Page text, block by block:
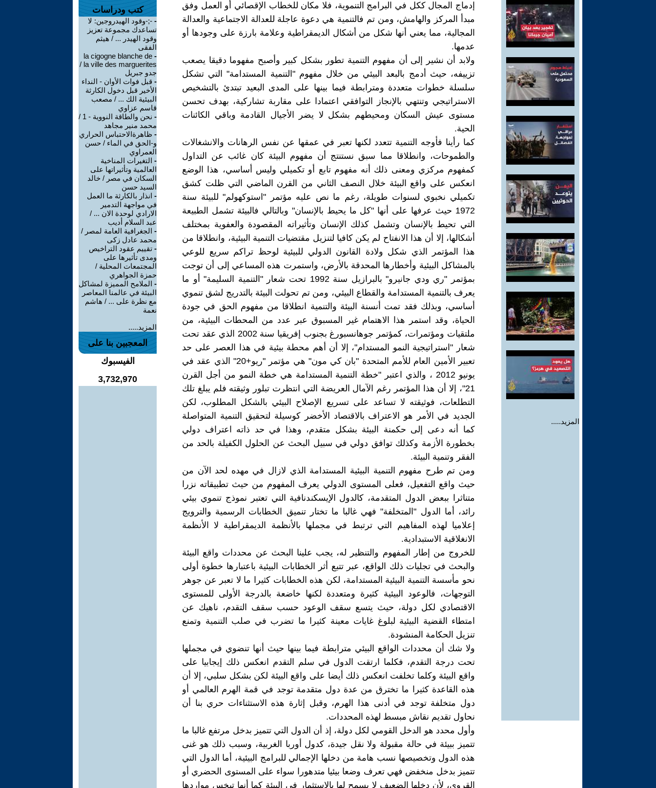
المزيد.....
إدماج المجال ككل في البرامج التنموية، فلا مكان للخطاب الإقصائي أو العمل وفق
مبدأ المركز والهامش، ومن تم فالتنمية هي دعوة عاجلة للعدالة الاجتماعية والعدالة
المجالية، مما يعني أنها شكل من أشكال الديمقراطية وعلامة بارزة على وجودها أو
عدمها.
ولابد أن نشير إلى أن مفهوم التنمية تطور بشكل كبير وأصبح مفهوما دقيقا يصعب
تزييفه، حيث أدمج بالبعد البيئي من خلال مفهوم "التنمية المستدامة" التي تشكل
سلسلة خطوات متعددة ومترابطة فيما بينها على المدى البعيد تبتدئ بالتشخيص
الاستراتيجي وتنتهي بالإنجاز التوافقي اعتمادا على مقاربة تشاركية، بهدف تحسن
مستوى عيش السكان ومحيطهم بشكل لا يضر الأجيال القادمة وباقي الكائنات
الحية.
كما رأينا فأوجه التنمية تتعدد لكنها تعبر في عمقها عن نفس الرهانات والانشغالات
والطموحات، وانطلاقا مما سبق نستنتج أن مفهوم البيئة كان غائب عن التداول
كمفهوم مركزي ومعنى ذلك أنه مفهوم تابع أو تكميلي وليس أساسي، هذا الوضع
انعكس على واقع البيئة خلال النصف الثاني من القرن الماضي التي ظلت كشق
تكميلي نخبوي لسنوات طويلة، رغم ما نص عليه مؤتمر "استوكهولم" للبيئة سنة
1972 حيث عرفها على أنها "كل ما يحيط بالإنسان" وبالتالي فالبيئة تشمل الطبيعة
التي تحيط بالإنسان وتشمل كذلك الإنسان وتأثيراته المقصودة والعفوية بمختلف
أشكالها، إلا أن هذا الانفتاح لم يكن كافيا لتنزيل مقتضيات التنمية البيئية، وانطلاقا من
هذا المؤتمر الذي شكل ولادة القانون الدولي للبيئية لوحظ تراكم سريع للوعي
بالمشاكل البيئية وأخطارها المحدقة بالأرض، واستمرت هذه المساعي إلى أن توجت
بمؤتمر "ري ودي جانيرو" بالبرازيل سنة 1992 تحت شعار "التنمية السليمة" أو ما
يعرف بالتنمية المستدامة والقطاع البيئي، ومن تم تحولت البيئة بالتدريج لشق تنموي
أساسي، وبذلك فقد تمت أنسنة البيئة والتنمية انطلاقا من مفهوم الحق في جودة
الحياة، وقد استمر هذا الاهتمام غير المسبوق عبر عدد من المحطات البيئية، من
ملتقيات ومؤتمرات، كمؤتمر جوهانسبورغ بجنوب إفريقيا سنة 2002 الذي عقد تحت
شعار "استراتيجية النمو المستدام"، إلا أن أهم محطة بيئية في هذا العصر على حد
تعبير الأمين العام للأمم المتحدة "بان كي مون" هي مؤتمر "ريو+20" الذي عقد في
يونيو 2012 ، والذي اعتبر "خطة التنمية المستدامة هي خطة النمو من أجل القرن
21"، إلا أن هذا المؤتمر رغم الآمال العريضة التي انتظرت تبلور وثيقته فلم يبلغ تلك
التطلعات، فوثيقته لا تساعد على تسريع الإصلاح البيئي بالشكل المطلوب، لكن
الجديد في الأمر هو الاعتراف بالاقتصاد الأخضر كوسيلة لتحقيق التنمية المتواصلة
كما أنه دعى إلى حكمنة البيئة بشكل متقدم، وهذا في حد ذاته اعتراف دولي
بخطورة الأزمة وكذلك توافق دولي في سبيل البحث عن الحلول الكفيلة بالحد من
الفقر وتنمية البيئة.
ومن تم طرح مفهوم التنمية البيئية المستدامة الذي لازال في مهده لحد الآن من
حيث واقع التفعيل، فعلى المستوى الدولي يعرف المفهوم من حيث تطبيقاته نزرا
متناثرا ببعض الدول المتقدمة، كالدول الإيسكندنافية التي تعتبر نموذج تنموي بيئي
رائد، أما الدول "المتخلفة" فهي غالبا ما تختار تنميق الخطابات الرسمية والترويج
إعلاميا لهذه المفاهيم التي ترتبط في مجملها بالأنظمة الديمقراطية لا الأنظمة
الانغلاقية الاستبدادية.
للخروج من إطار المفهوم والتنظير له، يجب علينا البحث عن محددات واقع البيئة
والبحث في تجليات ذلك الواقع، عبر تتبع أثر الخطابات البيئية باعتبارها خطوة أولى
نحو مأسسة التنمية البيئية المستدامة، لكن هذه الخطابات كثيرا ما لا تعبر عن جوهر
التوجهات، فالوعود البيئية كثيرة ومتعددة لكنها خاضعة بالدرجة الأولى للمستوى
الاقتصادي لكل دولة، حيث يتسع سقف الوعود حسب سقف التقدم، ناهيك عن
امتطاء القضية البيئية لبلوغ غايات معينة كثيرا ما تضرب في صلب التنمية وتمنع
تنزيل الحكامة المنشودة.
ولا شك أن محددات الواقع البيئي مترابطة فيما بينها حيث أنها تنضوي في مجملها
تحت درجة التقدم، فكلما ارتقت الدول في سلم التقدم انعكس ذلك إيجابيا على
واقع البيئة وكلما تخلفت انعكس ذلك أيضا على واقع البيئة لكن بشكل سلبي، إلا أن
هذه القاعدة كثيرا ما تخترق من عدة دول متقدمة توجد في قمة الهرم العالمي أو
دول متخلفة توجد في أدنى هذا الهرم، وقبل إثارة هذه الاستثناءات حري بنا أن
نحاول تقديم نقاش مبسط لهذه المحددات.
وأول محدد هو الدخل القومي لكل دولة، إذ أن الدول التي تتميز بدخل مرتفع غالبا ما
تتميز ببيئة في حالة مقبولة ولا نقل جيدة، كدول أوربا الغربية، وسبب ذلك هو غنى
هذه الدول وتخصيصها نسب هامة من دخلها الإجمالي للبرامج البيئية، أما الدول التي
تتميز بدخل منخفض فهي تعرف وضعا بيئيا متدهورا سواء على المستوى الحضري أو
القروي، لأن دخلها الضعيف لا يسمح لها بالاستثمار في البيئة كما أنها تبخس مواردها
كتب ودراسات
- ‫-;-وقود الهيدروجين: لا
تساعدك مجموعة تعزيز
وقود الهيدر ... / هيثم
الفقى
-
la cigogne blanche de
la ville des marguerites /
جدو جبريل
- قبل فوات الأوان - النداء
الأخير قبل دخول الكارثة
البيئية الك ... / مصعب
قاسم عزاوي
-
نحن والطاقة النووية - 1 /
محمد منير مجاهد
- ظاهرةالاحتباس الحراري
و-الحق في الماء / حسن
العمراوي
- التغيرات المناخية
العالمية وتأثيراتها على
السكان في مصر / خالد
السيد حسن
- انذار بالكارثة ما العمل
في مواجهة التدمير
الارادي لوحدة الان ... /
عبد السلام أديب
- الجغرافية العامة لمصر /
محمد عادل زكى
- تقييم عقود التراخيص
ومدى تأثيرها على
المجتمعات المحلية /
حمزة الجواهري
- الملامح المميزة لمشاكل
البيئة في عالمنا المعاصر
مع نظرة على ... / هاشم
نعمة
المزيد.....
المعجبين بنا على
الفيسبوك
3,732,970